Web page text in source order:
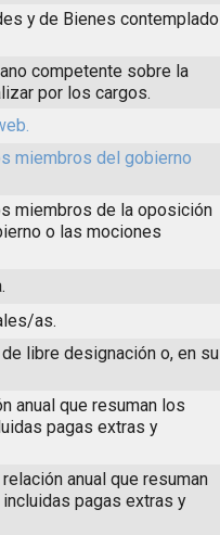
y de Bienes contemplado
competente sobre la
por los cargos.
miembros del gobierno
miembros de la oposición
o las mociones
as.
libre designación o, en su
anual que resuman los
pagas extras y
anual que resuman
pagas extras y